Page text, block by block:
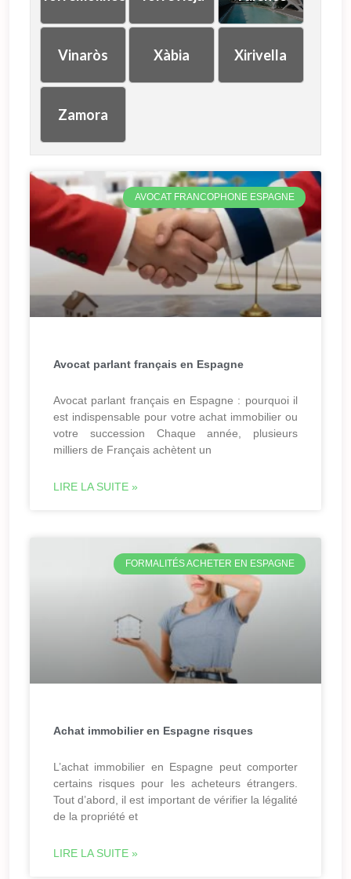
Vinaròs Xàbia Xirivella
Zamora
AVOCAT FRANCOPHONE ESPAGNE
Avocat parlant français en Espagne
Avocat parlant français en Espagne : pourquoi il
est indispensable pour votre achat immobilier ou
votre succession Chaque année, plusieurs
milliers de Français achètent un
LIRE LA SUITE »
FORMALITÉS ACHETER EN ESPAGNE
Achat immobilier en Espagne risques
L’achat immobilier en Espagne peut comporter
certains risques pour les acheteurs étrangers.
Tout d’abord, il est important de vérifier la légalité
de la propriété et
LIRE LA SUITE »